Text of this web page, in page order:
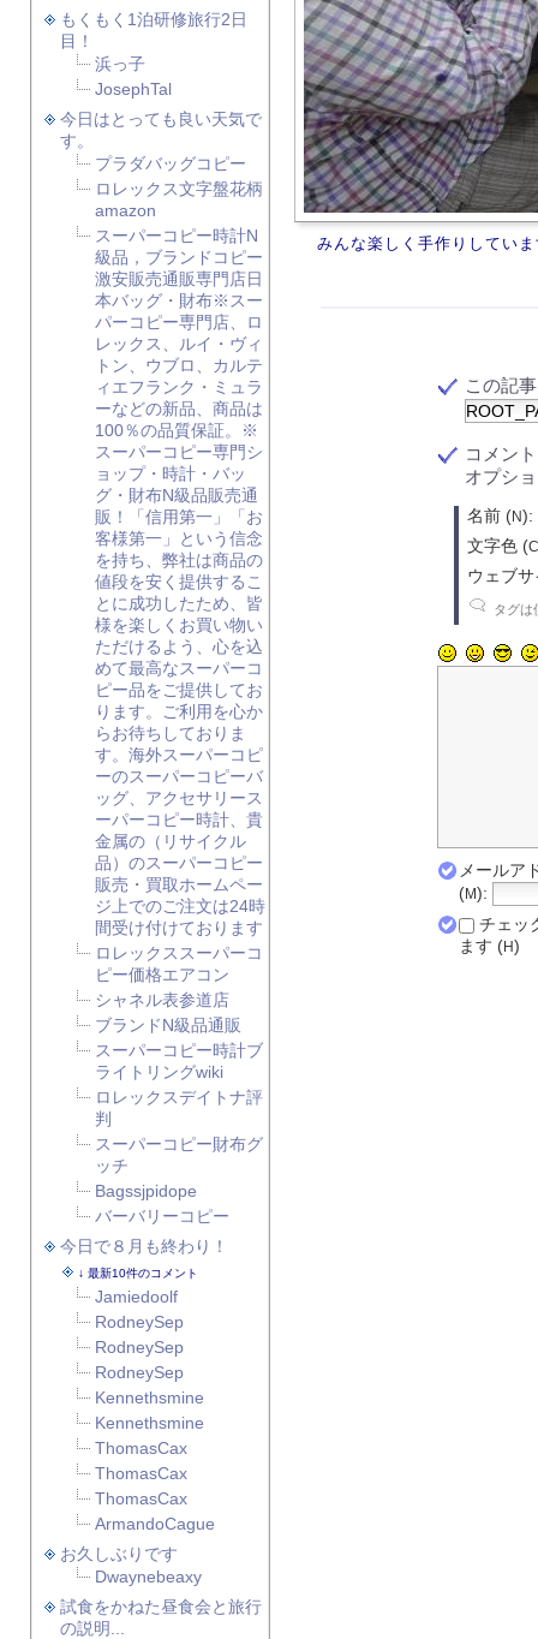
みんな楽しく手作りしてい
この記
コメン
オプシ
名前 (N):
文字色 (C
ウェブ
タグは
メールア
(M):
チェッ
ます (H)
もくもく1泊研修旅行2日
目！
浜っ子
JosephTal
今日はとっても良い天気で
す。
プラダバッグコピー
ロレックス文字盤花柄
amazon
スーパーコピー時計N
級品，ブランドコピー
激安販売通販専門店日
本バッグ・財布※スー
パーコピー専門店、ロ
レックス、ルイ・ヴィ
トン、ウブロ、カルテ
ィエフランク・ミュラ
ーなどの新品、商品は
100％の品質保証。※
スーパーコピー専門シ
ョップ・時計・バッ
グ・財布N級品販売通
販！「信用第一」「お
客様第一」という信念
を持ち、弊社は商品の
値段を安く提供するこ
とに成功したため、皆
様を楽しくお買い物い
ただけるよう、心を込
めて最高なスーパーコ
ピー品をご提供してお
ります。ご利用を心か
らお待ちしておりま
す。海外スーパーコピ
ーのスーパーコピーバ
ッグ、アクセサリース
ーパーコピー時計、貴
金属の（リサイクル
品）のスーパーコピー
販売・買取ホームペー
ジ上でのご注文は24時
間受け付けております
ロレックススーパーコ
ピー価格エアコン
シャネル表参道店
ブランドN級品通販
スーパーコピー時計ブ
ライトリングwiki
ロレックスデイトナ評
判
スーパーコピー財布グ
ッチ
Bagssjpidope
バーバリーコピー
今日で８月も終わり！
最新10件のコメント
Jamiedoolf
RodneySep
RodneySep
RodneySep
Kennethsmine
Kennethsmine
ThomasCax
ThomasCax
ThomasCax
ArmandoCague
お久しぶりです
Dwaynebeaxy
試食をかねた昼食会と旅行
の説明...